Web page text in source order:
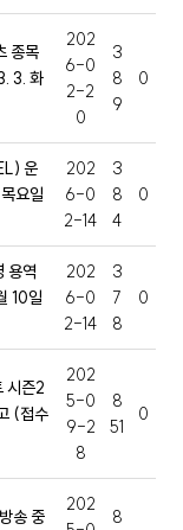
종목
3. 화
202
6-0
2-2
0
3
8
9
0
운
요일
202
6-0
2-14
3
8
4
0
용역
10일
202
6-0
2-14
3
7
8
0
시즌2
(접수
202
5-0
9-2
8
8
51
0
송 중
202
8